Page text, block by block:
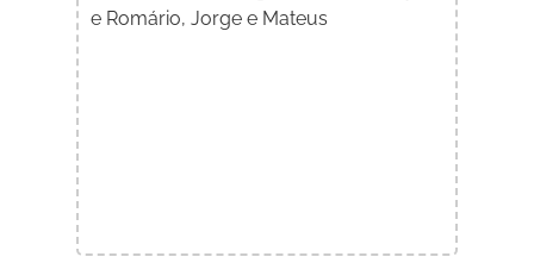
e Romário, Jorge e Mateus